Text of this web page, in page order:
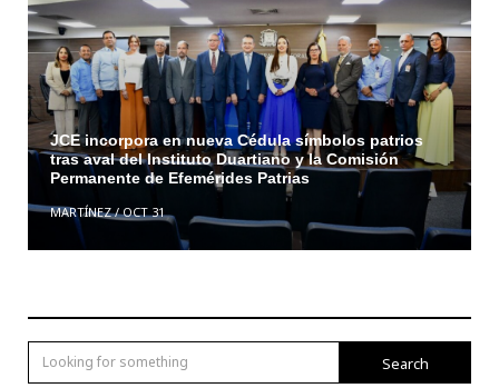
JCE incorpora en nueva Cédula símbolos patrios
tras aval del Instituto Duartiano y la Comisión
Permanente de Efemérides Patrias
MARTÍNEZ/OCT 31
Search